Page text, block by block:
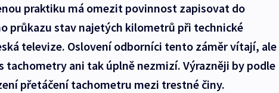
praktiku má omezit povinnost zapisovat do
průkazu stav najetých kilometrů při technické
televize. Oslovení odborníci tento záměr vítají, ale
tachometry ani tak úplně nezmizí. Výrazněji by podle
přetáčení tachometru mezi trestné činy.